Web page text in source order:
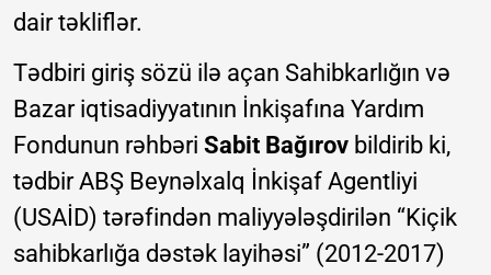
dair təkliflər.
Tədbiri giriş sözü ilə açan Sahibkarlığın və
Bazar iqtisadiyyatının İnkişafına Yardım
Fondunun rəhbəri Sabit Bağırov bildirib ki,
tədbir ABŞ Beynəlxalq İnkişaf Agentliyi
(USAİD) tərəfindən maliyyələşdirilən “Kiçik
sahibkarlığa dəstək layihəsi” (2012-2017)